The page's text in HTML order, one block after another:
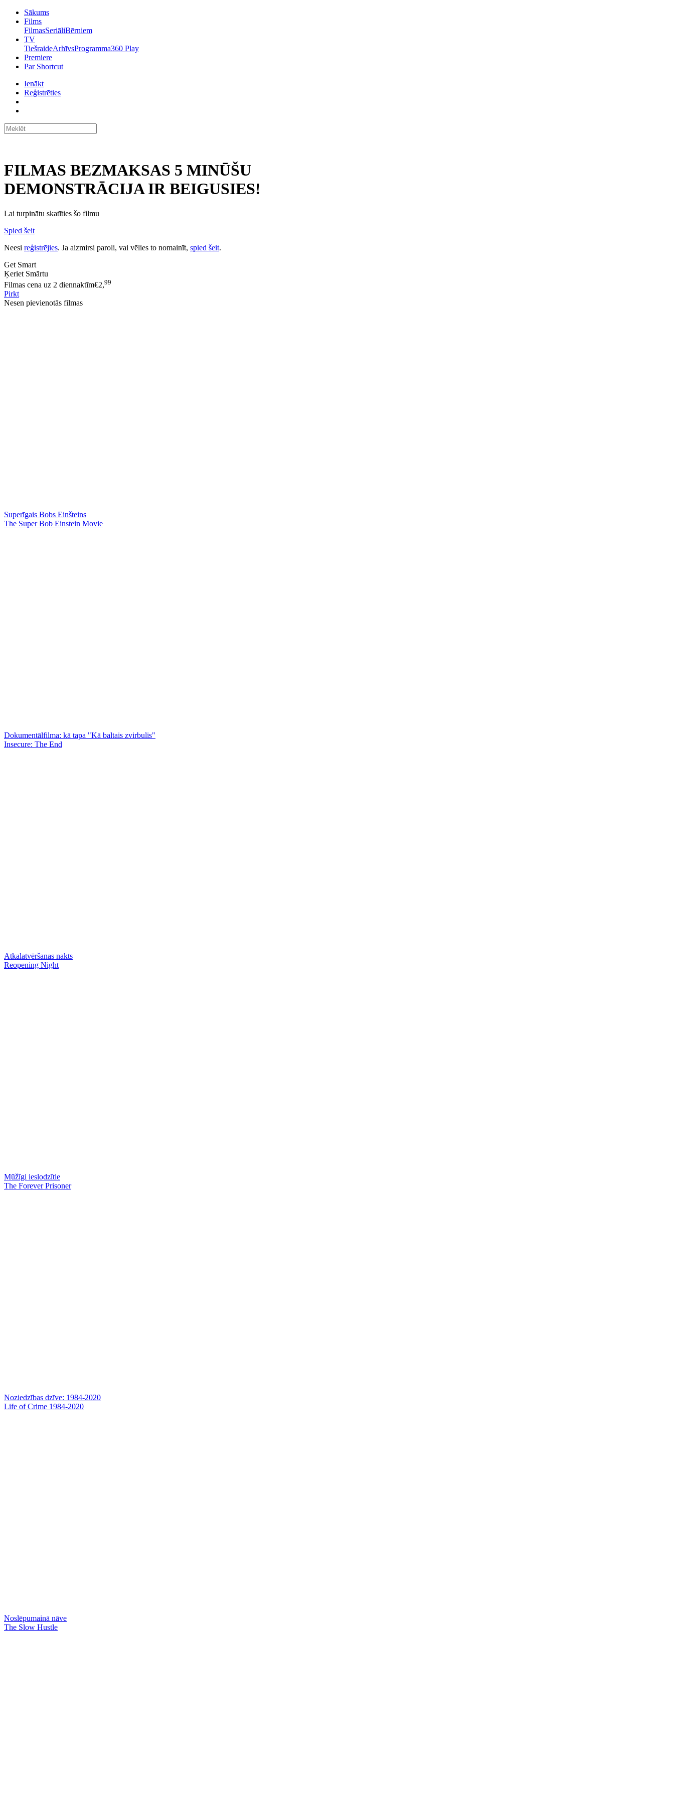
Sākums
Films
FilmasSeriāliBērniem
TV
TiešraideArhīvsProgramma360 Play
Premiere
Par Shortcut
Ienākt
Reģistrēties
FILMAS BEZMAKSAS 5 MINŪŠU
DEMONSTRĀCIJA IR BEIGUSIES!
Lai turpinātu skatīties šo filmu
Spied šeit
Neesi reģistrējies. Ja aizmirsi paroli, vai vēlies to nomainīt, spied šeit.
Get Smart
Ķeriet Smārtu
Filmas cena uz 2 diennaktīm€2,99
Pirkt
Nesen pievienotās filmas
Superīgais Bobs Einšteins
The Super Bob Einstein Movie
Dokumentālfilma: kā tapa "Kā baltais zvirbulis"
Insecure: The End
Atkalatvēršanas nakts
Reopening Night
Mūžīgi ieslodzītie
The Forever Prisoner
Noziedzības dzīve: 1984-2020
Life of Crime 1984-2020
Noslēpumainā nāve
The Slow Hustle